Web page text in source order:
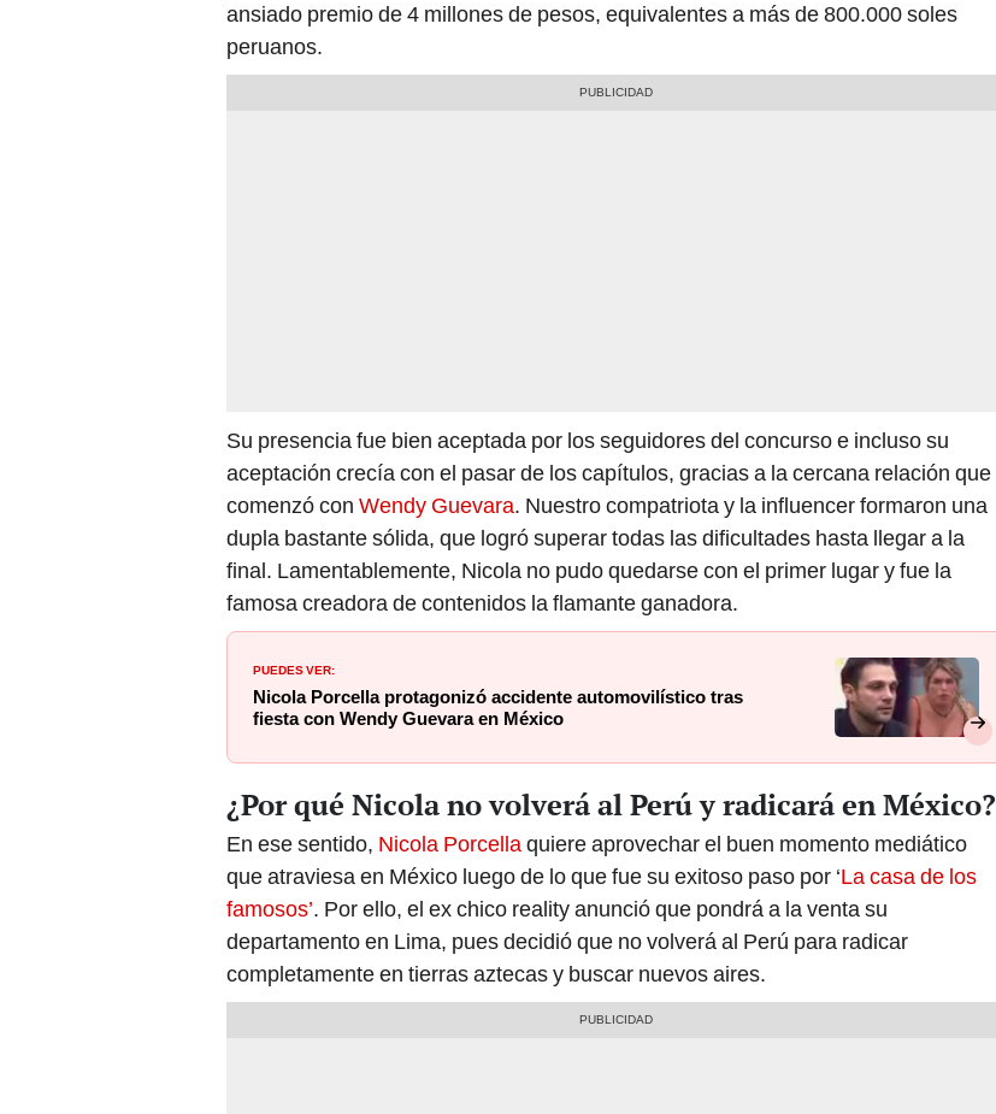
ansiado premio de 4 millones de pesos, equivalentes a más de 800.000 soles
peruanos.
Su presencia fue bien aceptada por los seguidores del concurso e incluso su
aceptación crecía con el pasar de los capítulos, gracias a la cercana relación que
comenzó con Wendy Guevara. Nuestro compatriota y la influencer formaron una
dupla bastante sólida, que logró superar todas las dificultades hasta llegar a la
final. Lamentablemente, Nicola no pudo quedarse con el primer lugar y fue la
famosa creadora de contenidos la flamante ganadora.
PUEDES VER:
Nicola Porcella protagonizó accidente automovilístico tras
fiesta con Wendy Guevara en México
¿Por qué Nicola no volverá al Perú y radicará en México?
En ese sentido, Nicola Porcellaquiere aprovechar el buen momento mediático
que atraviesa en México luego de lo que fue su exitoso paso por ‘La casa de los
famosos’. Por ello, el ex chico reality anunció que pondrá a la venta su
departamento en Lima, pues decidió que no volverá al Perú para radicar
completamente en tierras aztecas y buscar nuevos aires.